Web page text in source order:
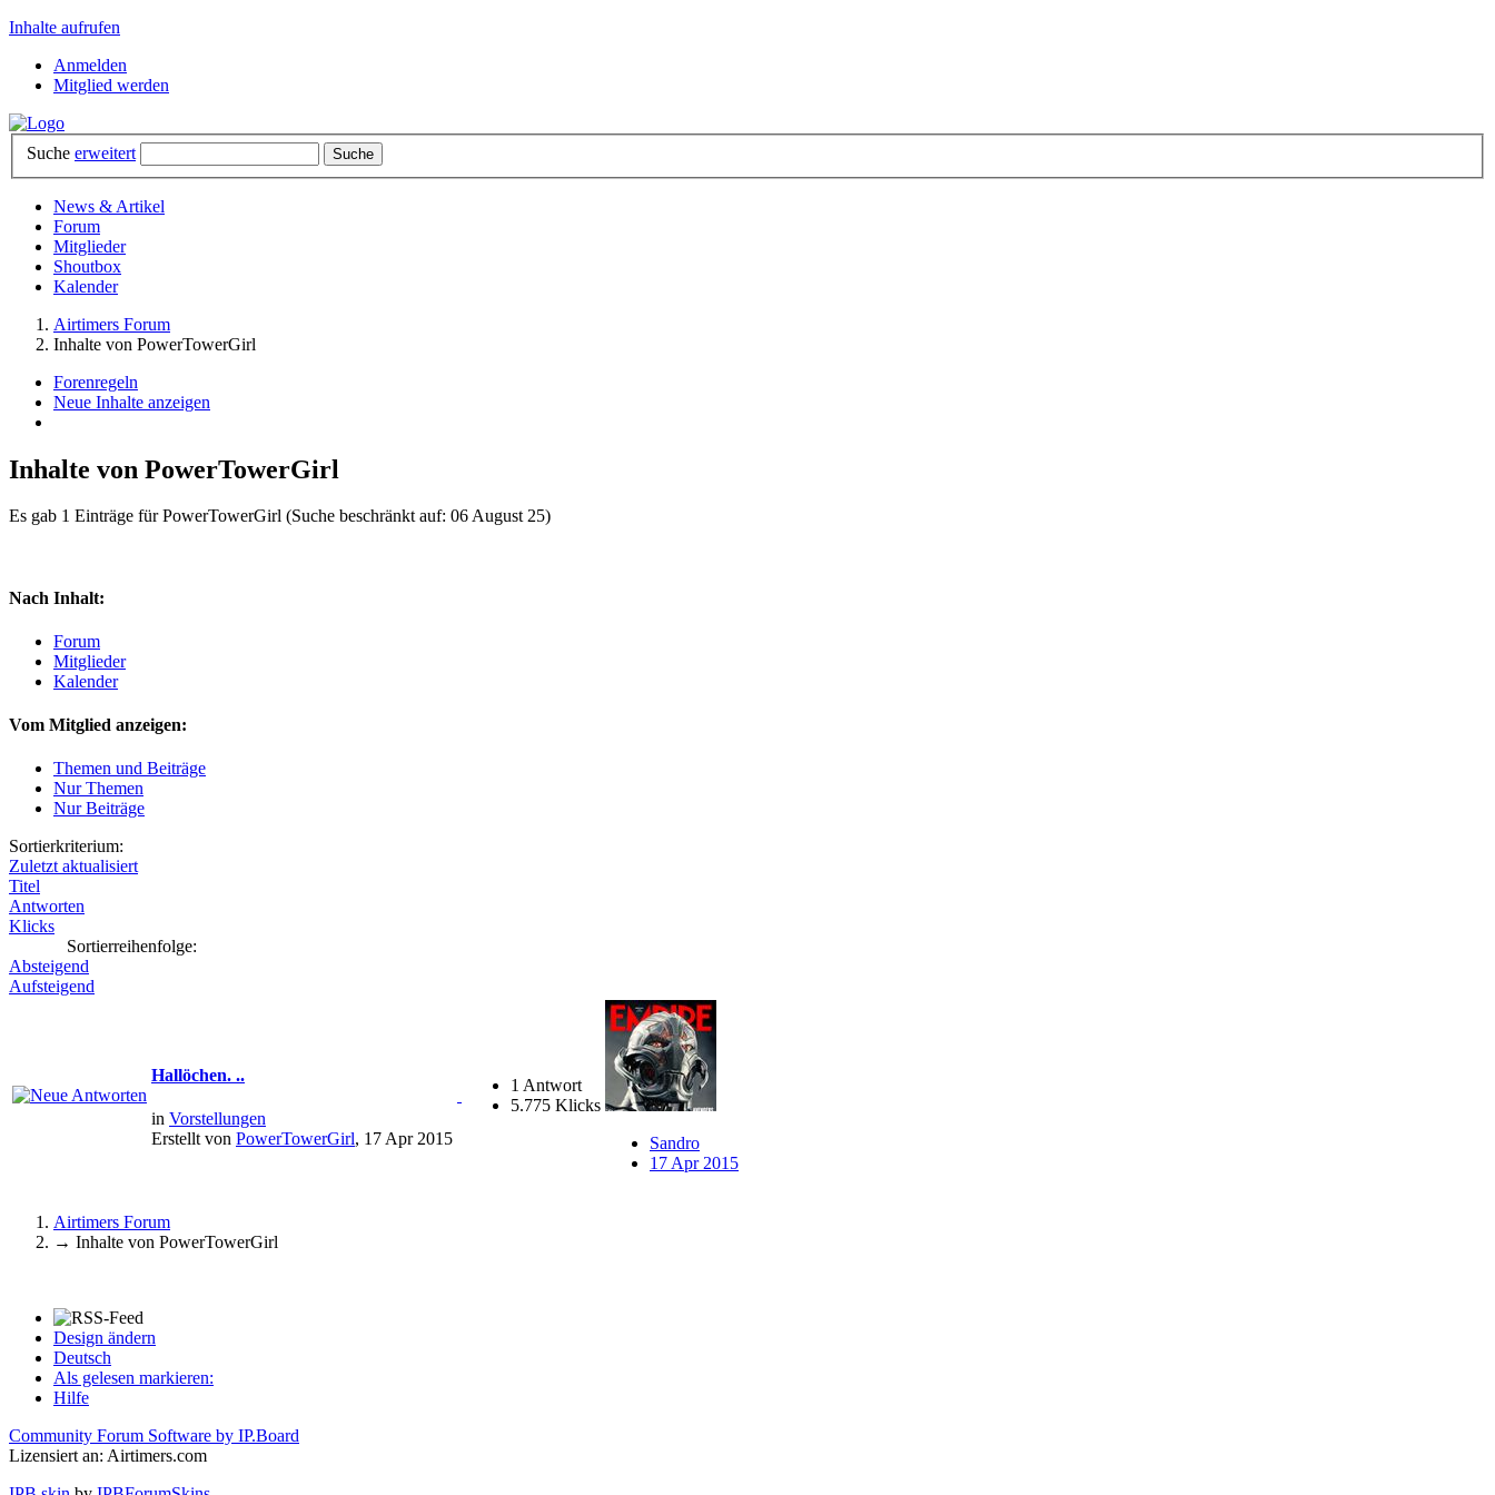
Inhalte aufrufen
Anmelden
Mitglied werden
Suche erweitert
News & Artikel
Forum
Mitglieder
Shoutbox
Kalender
Airtimers Forum
Inhalte von PowerTowerGirl
Forenregeln
Neue Inhalte anzeigen
Inhalte von PowerTowerGirl
Es gab 1 Einträge für PowerTowerGirl (Suche beschränkt auf: 06 August 25)
Nach Inhalt:
Forum
Mitglieder
Kalender
Vom Mitglied anzeigen:
Themen und Beiträge
Nur Themen
Nur Beiträge
Sortierkriterium:
Zuletzt aktualisiert
Titel
Antworten
Klicks
Sortierreihenfolge:
Absteigend
Aufsteigend
Hallöchen. ..
in Vorstellungen
Erstellt von PowerTowerGirl, 17 Apr 2015
1 Antwort
5.775 Klicks
Sandro
17 Apr 2015
Airtimers Forum
→ Inhalte von PowerTowerGirl
Design ändern
Deutsch
Als gelesen markieren:
Hilfe
Community Forum Software by IP.Board
Lizensiert an: Airtimers.com